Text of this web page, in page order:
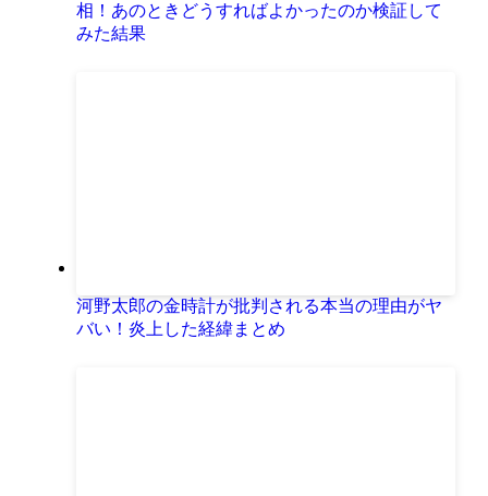
相！あのときどうすればよかったのか検証して
みた結果
河野太郎の金時計が批判される本当の理由がヤ
バい！炎上した経緯まとめ